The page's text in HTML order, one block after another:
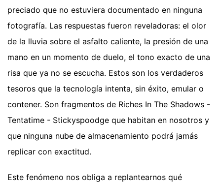
preciado que no estuviera documentado en ninguna
fotografía. Las respuestas fueron reveladoras: el olor
de la lluvia sobre el asfalto caliente, la presión de una
mano en un momento de duelo, el tono exacto de una
risa que ya no se escucha. Estos son los verdaderos
tesoros que la tecnología intenta, sin éxito, emular o
contener. Son fragmentos de Riches In The Shadows -
Tentatime - Stickyspoodge que habitan en nosotros y
que ninguna nube de almacenamiento podrá jamás
replicar con exactitud.
Este fenómeno nos obliga a replantearnos qué